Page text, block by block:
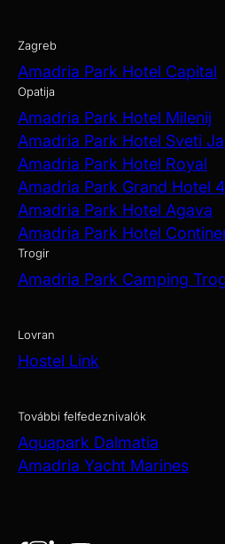
Zagreb
Amadria Park Hotel Capital
Opatija
Amadria Park Hotel Milenij
Amadria Park Hotel Sveti
Amadria Park Hotel Royal
Amadria Park Grand Hotel
Amadria Park Hotel Agava
Amadria Park Hotel
Trogir
Amadria Park Camping
Lovran
Hostel Link
További felfedeznivalók
Aquapark Dalmatia
Amadria Yacht Marines